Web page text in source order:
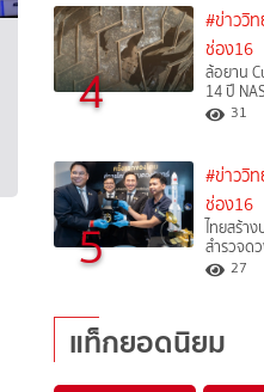
4
#ข่าววิท
ช่อง16
ล้อยาน
14 ปี
31
5
#ข่าววิท
ช่อง16
ไทยสร้า
สำรวจด
27
แท็กยอดนิยม